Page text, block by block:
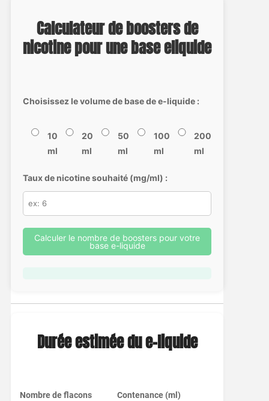
Calculateur de boosters de
nicotine pour une base eliquide
Choisissez le volume de base de e-liquide :
10
ml
20
ml
50
ml
100
ml
200
ml
Taux de nicotine souhaité (mg/ml) :
Calculer le nombre de boosters pour votre
base e-liquide
Durée estimée du e-liquide
Nombre de flacons Contenance (ml)